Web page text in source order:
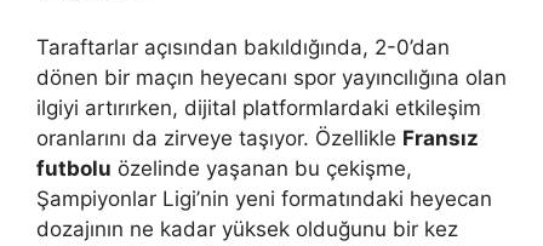
Taraftarlar açısından bakıldığında, 2-0’dan
dönen bir maçın heyecanı spor yayıncılığına olan
ilgiyi artırırken, dijital platformlardaki etkileşim
oranlarını da zirveye taşıyor. Özellikle Fransız
futbolu özelinde yaşanan bu çekişme,
Şampiyonlar Ligi’nin yeni formatındaki heyecan
dozajının ne kadar yüksek olduğunu bir kez